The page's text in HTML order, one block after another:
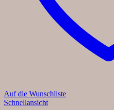
Auf die Wunschliste
Schnellansicht